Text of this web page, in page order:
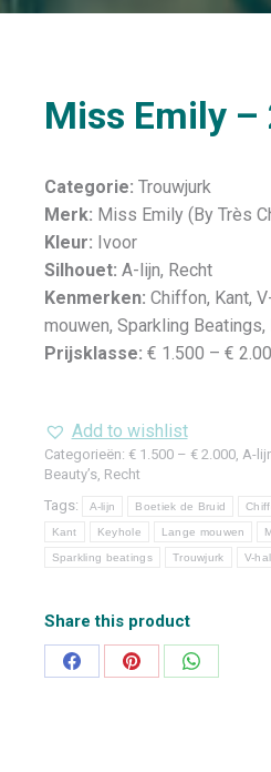
Miss Emily –
Categorie: Trouwjurk
Merk: Miss Emily (By Très
Kleur: Ivoor
Silhouet: A-lijn, Recht
Kenmerken: Chiffon, Kant,
mouwen, Sparkling
Prijsklasse: € 1.500 – €
Add to wishlist
Categorieën: € 1.500 – € 2.000, A-
Beauty’s, Recht
Tags:
A-lijn Boetiek de Bruid
Kant Keyhole Lange mouwen
Sparkling beatings Trouwjurk V-
Share this product
Deel
Deel
Deel